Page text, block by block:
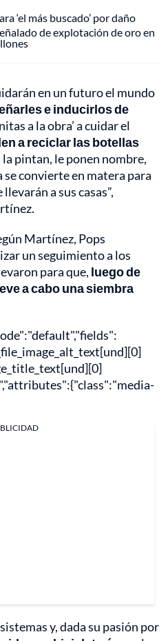
‘el más buscado’ por daño
de explotación de oro en
en un futuro el mundo
e inducirlos de
a la obra’ a cuidar el
a reciclar las botellas
pintan, le ponen nombre,
convierte en matera para
a sus casas”,
Martínez, Pops
un seguimiento a los
para que, luego de
a cabo una siembra
y, dada su pasión por